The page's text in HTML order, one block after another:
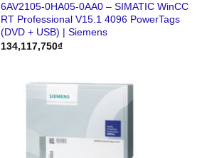
6AV2105-0HA05-0AA0 – SIMATIC WinCC
RT Professional V15.1 4096 PowerTags
(DVD + USB) | Siemens
134,117,750₫